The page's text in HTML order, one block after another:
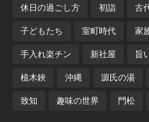
休日の過ごし方 初詣 古
子どもたち 室町時代 家
手入れ楽チン 新社屋 旨
植木鋏 沖縄 源氏の湯
致知 趣味の世界 門松